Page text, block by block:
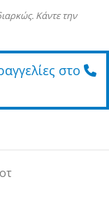
Κάντε την
στο